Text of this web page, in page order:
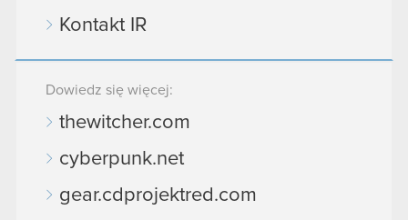
Kontakt IR
Dowiedz się więcej:
thewitcher.com
cyberpunk.net
gear.cdprojektred.com